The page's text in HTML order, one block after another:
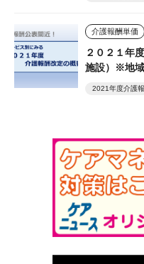
介護報酬単価
２０２１年
施設）※地
2021年度介護